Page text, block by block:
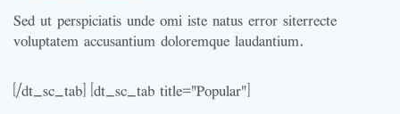
Sed ut perspiciatis unde omi iste natus error siterrecte
voluptatem accusantium doloremque laudantium.
[/dt_sc_tab] [dt_sc_tab title="Popular"]